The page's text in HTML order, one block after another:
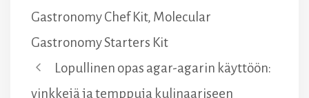
Gastronomy Chef Kit, Molecular
Gastronomy Starters Kit
Lopullinen opas agar-agarin käyttöön:
vinkkejä ja temppuja kulinaariseen